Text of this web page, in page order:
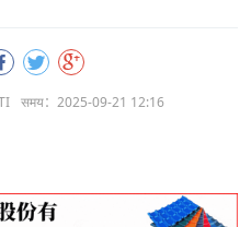
समय：2025-09-21 12:16